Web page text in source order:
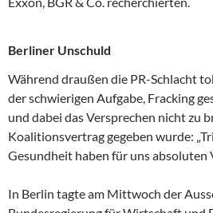
Berliner Unschuld
Während draußen die PR-Schlacht
der schwierigen Aufgabe, Fracking
und dabei das Versprechen nicht zu
Koalitionsvertrag gegeben wurde:
Gesundheit haben für uns absoluten
In Berlin tagte am Mittwoch der